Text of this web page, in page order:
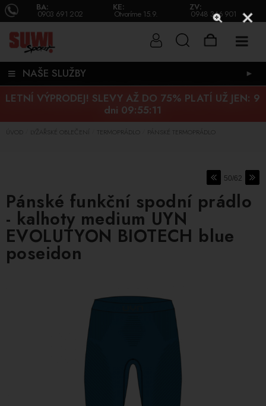
BA:
0903 691 202
KE:
Otvoríme 15.9.
ZV:
0948 346 901
NAŠE SLUŽBY ►
LETNÍ VÝPRODEJ! SLEVY AŽ DO 75% PLATÍ UŽ JEN: 9
dni 09:55:11
ÚVOD LYŽAŘSKÉ OBLEČENÍ TERMOPRÁDLO PÁNSKÉ TERMOPRÁDLO
50/62
Pánské funkční spodní prádlo
- kalhoty medium UYN
EVOLUTYON BIOTECH blue
poseidon